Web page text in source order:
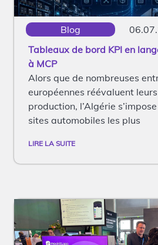
Blog
Tableaux de bord KPI en
à MCP
Alors que de nombreuses
européennes réévaluent
production, l’Algérie
sites automobiles les plus
LIRE LA SUITE